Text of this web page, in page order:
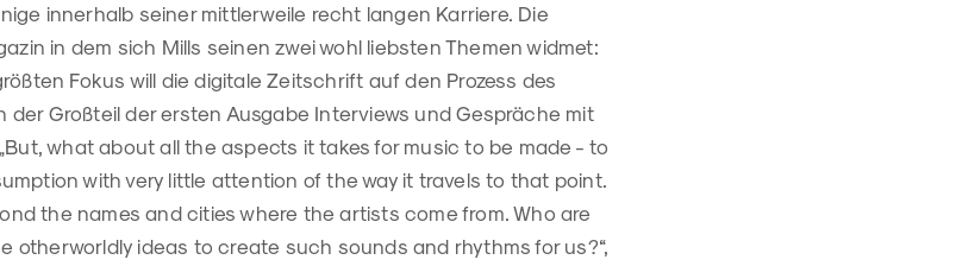
innerhalb seiner mittlerweile recht langen Karriere. Die
in dem sich Mills seinen zwei wohl liebsten Themen widmet:
Fokus will die digitale Zeitschrift auf den Prozess des
der Großteil der ersten Ausgabe Interviews und Gespräche mit
what about all the aspects it takes for music to be made - to
with very little attention of the way it travels to that point.
the names and cities where the artists come from. Who are
otherworldly ideas to create such sounds and rhythms for us?“,